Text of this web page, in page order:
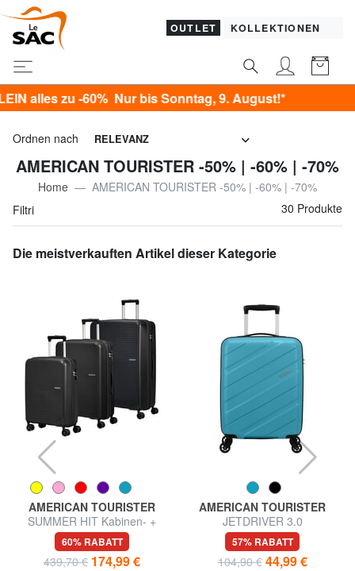
OUTLET KOLLEKTIONEN
Nur bis Sonntag, 9. August!*
Ordnen nach RELEVANZ
AMERICAN TOURISTER -50% | -60% | -70%
Home
AMERICAN TOURISTER -50% | -60% | -70%
Filtri
30 Produkte
Die meistverkauften Artikel dieser Kategorie
AMERICAN TOURISTER
SUMMER HIT Kabinen- +
Mittel- + Groß-Trolley-Set
60% RABATT
439,70 € 174,99 €
AMERICAN TOURISTER
JETDRIVER 3.0
Handgepäcktrolley
57% RABATT
104,90 € 44,99 €